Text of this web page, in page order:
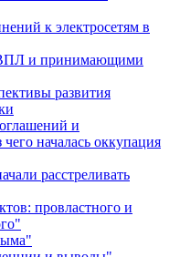
к электросетям в
и принимающими
развития
и
началась оккупация
расстреливать
провластного и